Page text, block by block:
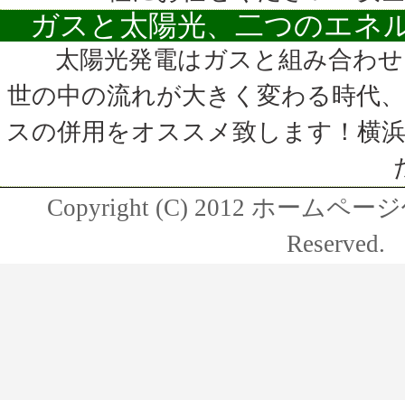
ガスと太陽光、二つのエネ
太陽光発電はガスと組み合わ
世の中の流れが大きく変わる時代
スの併用をオススメ致します！横
Copyright (C) 2012 ホームペー
Reserved.